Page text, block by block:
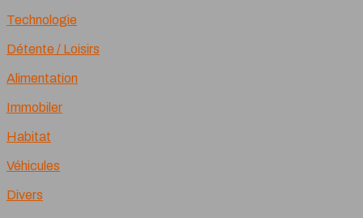
Technologie
Détente / Loisirs
Alimentation
Immobiler
Habitat
Véhicules
Divers